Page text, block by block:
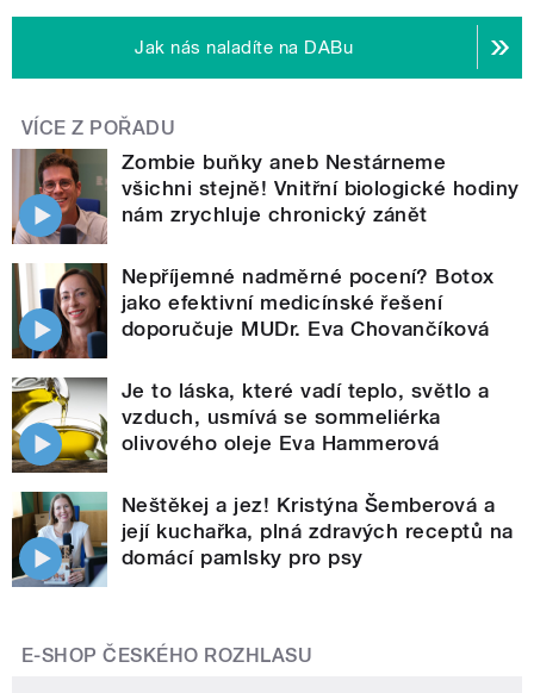
Jak nás naladíte na DABu
VÍCE Z POŘADU
Zombie buňky aneb Nestárneme
všichni stejně! Vnitřní biologické hodiny
nám zrychluje chronický zánět
Nepříjemné nadměrné pocení? Botox
jako efektivní medicínské řešení
doporučuje MUDr. Eva Chovančíková
Je to láska, které vadí teplo, světlo a
vzduch, usmívá se sommeliérka
olivového oleje Eva Hammerová
Neštěkej a jez! Kristýna Šemberová a
její kuchařka, plná zdravých receptů na
domácí pamlsky pro psy
E-SHOP ČESKÉHO ROZHLASU